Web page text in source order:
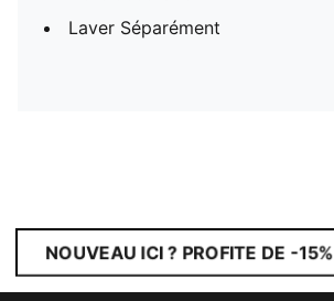
Laver Séparément
NOUVEAU ICI ? PROFITE DE -15%